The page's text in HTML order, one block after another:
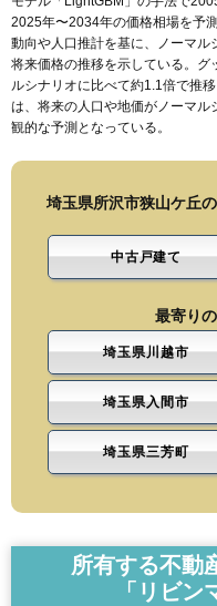
2025年〜2034年の価格相場を予
動向や人口推計を基に、ノーマル
将来価格の推移を示している。グ
ルシナリオに比べて約1.1倍で推
は、将来の人口や地価がノーマ
観的な予測となっている。
埼玉県所沢市狭山ケ丘
中古戸建て
最寄り
埼玉県川越市
埼玉県入間市
埼玉県三芳町
所有する不動
「リビ